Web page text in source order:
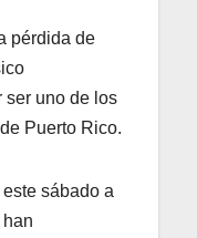
pérdida de
ser uno de los
Puerto Rico.
sábado a